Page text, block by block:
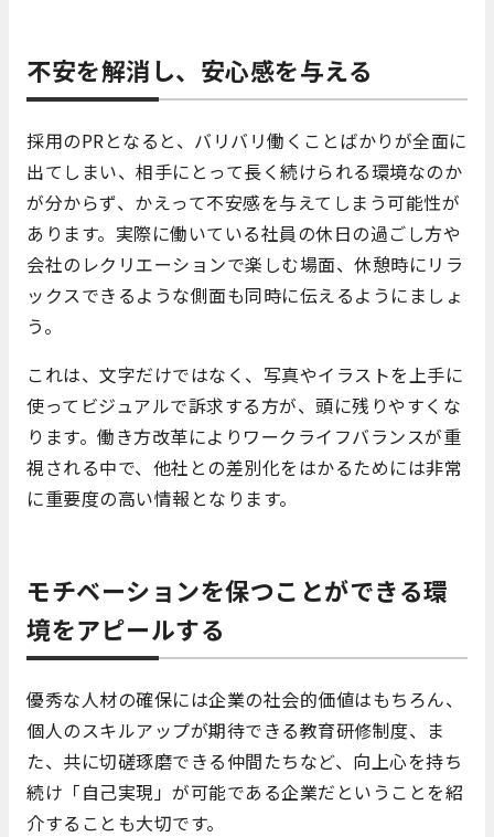
不安を解消し、安心感を与える
採用のPRとなると、バリバリ働くことばかりが全面に
出てしまい、相手にとって長く続けられる環境なのか
が分からず、かえって不安感を与えてしまう可能性が
あります。実際に働いている社員の休日の過ごし方や
会社のレクリエーションで楽しむ場面、休憩時にリラ
ックスできるような側面も同時に伝えるようにましょ
う。
これは、文字だけではなく、写真やイラストを上手に
使ってビジュアルで訴求する方が、頭に残りやすくな
ります。働き方改革によりワークライフバランスが重
視される中で、他社との差別化をはかるためには非常
に重要度の高い情報となります。
モチベーションを保つことができる環
境をアピールする
優秀な人材の確保には企業の社会的価値はもちろん、
個人のスキルアップが期待できる教育研修制度、ま
た、共に切磋琢磨できる仲間たちなど、向上心を持ち
続け「自己実現」が可能である企業だということを紹
介することも大切です。